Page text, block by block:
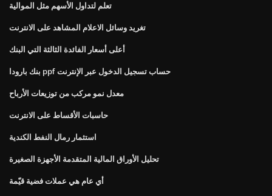
تعلم لتداول الأسهم مثل الموالية
تغريد وسائل الاعلام المشاهد على الانترنت
أعلى أسعار الفائدة الثالثة التي البنك
بنك بارودا ppf حساب تسجيل الدخول عبر الإنترنت
معدل نمو مركب من توزيعات الأرباح
حاسبات الأقساط على الانترنت
استثمار رمال النفط الكندية
تحليل الأوراق المالية المتقدمة الأجهزة الصغيرة
أي عام هي عملات فضية قيّمة